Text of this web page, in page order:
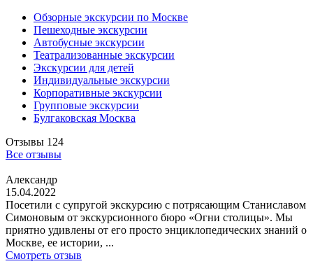
Обзорные экскурсии по Москве
Пешеходные экскурсии
Автобусные экскурсии
Театрализованные экскурсии
Экскурсии для детей
Индивидуальные экскурсии
Корпоративные экскурсии
Групповые экскурсии
Булгаковская Москва
Отзывы 124
Все отзывы
Александр
15.04.2022
Посетили с супругой экскурсию с потрясающим Станиславом
Симоновым от экскурсионного бюро «Огни столицы». Мы
приятно удивлены от его просто энциклопедических знаний о
Москве, ее истории, ...
Смотреть отзыв